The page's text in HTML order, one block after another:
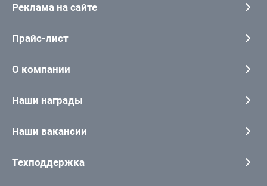
Реклама на сайте
Прайс-лист
О компании
Наши награды
Наши вакансии
Техподдержка